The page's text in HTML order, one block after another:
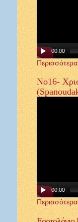
00:00
Περισσότερα
Νο16-
00:00
Περισσότερα